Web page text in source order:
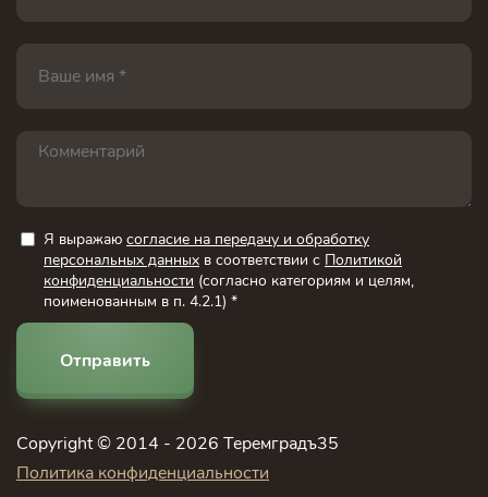
Copyright © 2014 - 2026 Теремградъ35
Политика конфиденциальности
Я выражаю согласие на передачу и обработку
персональных данных в соответствии с Политикой
конфиденциальности (согласно категориям и целям,
поименованным в п. 4.2.1) *
Отправить